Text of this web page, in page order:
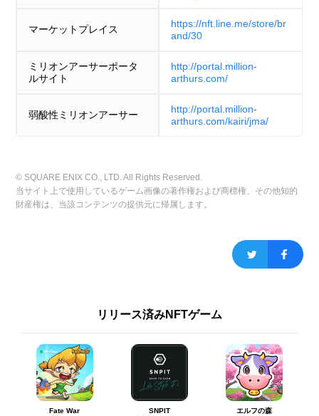
マーケットプレイス
https://nft.line.me/store/br
and/30
ミリオンアーサーポータ
ルサイト
http://portal.million-
arthurs.com/
弱酸性ミリオンアーサー
http://portal.million-
arthurs.com/kairi/jma/
© SQUARE ENIX CO., LTD. All Rights Reserved.
当サイト上で使用しているゲーム画像の著作権および商標権、その他知的
財産権は、当該コンテンツの提供元に帰属します。
リリース済みNFTゲーム
Fate War
SNPIT
エルフの森